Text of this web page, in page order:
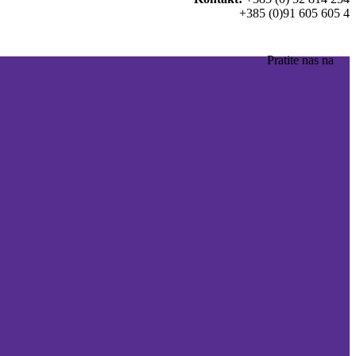
+385 (0)91 605 605 4
Pratite nas na